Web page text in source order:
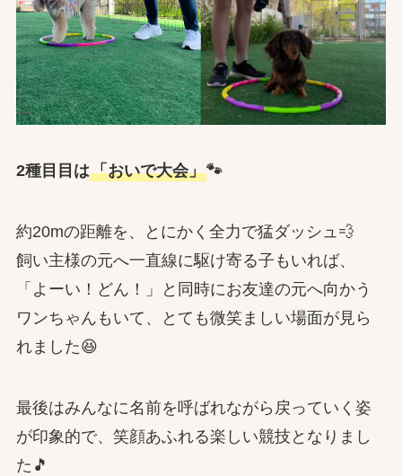
2種目目は「おいで大会」🐾
約20mの距離を、とにかく全力で猛ダッシュ💨
飼い主様の元へ一直線に駆け寄る子もいれば、
「よーい！どん！」と同時にお友達の元へ向かう
ワンちゃんもいて、とても微笑ましい場面が見ら
れました😆
最後はみんなに名前を呼ばれながら戻っていく姿
が印象的で、笑顔あふれる楽しい競技となりまし
た🎵